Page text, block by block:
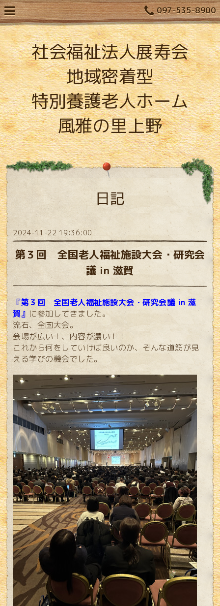
097-535-8900
社会福祉法人展寿会
地域密着型
特別養護老人ホーム
風雅の里上野
日記
2024-11-22 19:36:00
第３回 全国老人福祉施設大会・研究会
議 in 滋賀
『第３回 全国老人福祉施設大会・研究会議 in 滋
賀』 に参加してきました。
流石、全国大会。
会場が広い！、内容が濃い！！
これから何をしていけば良いのか、そんな道筋が見
える学びの機会でした。